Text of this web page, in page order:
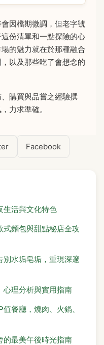
因檔期微調，但老字號
份清單和一點探險的心
的魅力就在於那種融合
以及那些吃了會想念的
購買與品嘗之經驗撰
力求準確。
Facebook
生活與文化特色
式麵包與甜點秘店全攻
水垢皂垢，重現深邃
心理分析與實用指南
餐廳，燒肉、火鍋、
的最美午後時光指南